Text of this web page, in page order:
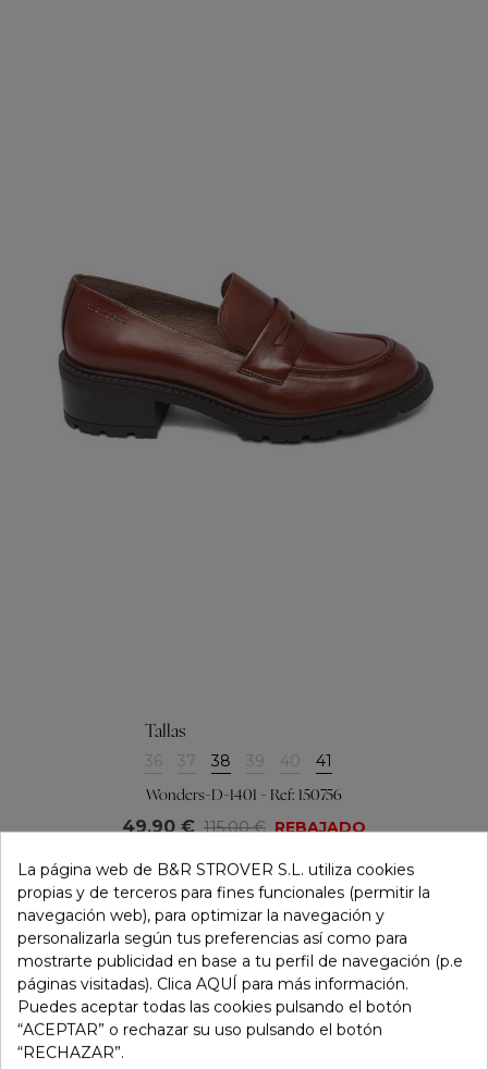
Tallas
36 37 38 39 40 41
Wonders-D-1401 - Ref: 150756
49,90 € 115,00 € REBAJADO
La página web de B&R STROVER S.L. utiliza cookies
propias y de terceros para fines funcionales (permitir la
navegación web), para optimizar la navegación y
personalizarla según tus preferencias así como para
mostrarte publicidad en base a tu perfil de navegación (p.e
páginas visitadas). Clica AQUÍ para más información.
Puedes aceptar todas las cookies pulsando el botón
“ACEPTAR” o rechazar su uso pulsando el botón
“RECHAZAR”.